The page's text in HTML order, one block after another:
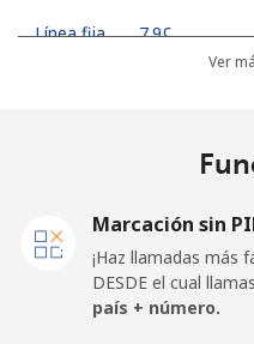
Línea fija ⁦7.9¢⁩
Línea fija ⁦27.5¢⁩
Ver
Marcación sin
¡Haz llamadas más
DESDE el cual
país + número.